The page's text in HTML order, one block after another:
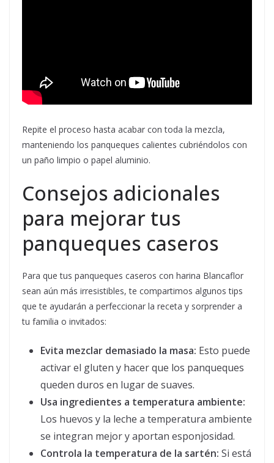
Repite el proceso hasta acabar con toda la mezcla,
manteniendo los panqueques calientes cubriéndolos con
un paño limpio o papel aluminio.
Consejos adicionales
para mejorar tus
panqueques caseros
Para que tus panqueques caseros con harina Blancaflor
sean aún más irresistibles, te compartimos algunos tips
que te ayudarán a perfeccionar la receta y sorprender a
tu familia o invitados:
Evita mezclar demasiado la masa: Esto puede
activar el gluten y hacer que los panqueques
queden duros en lugar de suaves.
Usa ingredientes a temperatura ambiente:
Los huevos y la leche a temperatura ambiente
se integran mejor y aportan esponjosidad.
Controla la temperatura de la sartén: Si está